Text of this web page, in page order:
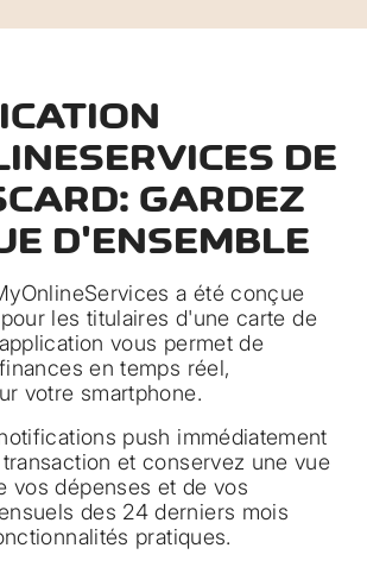
DE
GARDEZ
D'ENSEMBLE
a été conçue
les titulaires d'une carte de
vous permet de
en temps réel,
votre smartphone.
push immédiatement
et conservez une vue
vos dépenses et de vos
des 24 derniers mois
pratiques.